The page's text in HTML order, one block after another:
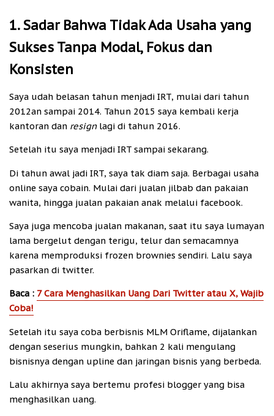
1. Sadar Bahwa Tidak Ada Usaha yang
Sukses Tanpa Modal, Fokus dan
Konsisten
Saya udah belasan tahun menjadi IRT, mulai dari tahun
2012an sampai 2014. Tahun 2015 saya kembali kerja
kantoran dan resign lagi di tahun 2016.
Setelah itu saya menjadi IRT sampai sekarang.
Di tahun awal jadi IRT, saya tak diam saja. Berbagai usaha
online saya cobain. Mulai dari jualan jilbab dan pakaian
wanita, hingga jualan pakaian anak melalui facebook.
Saya juga mencoba jualan makanan, saat itu saya lumayan
lama bergelut dengan terigu, telur dan semacamnya
karena memproduksi frozen brownies sendiri. Lalu saya
pasarkan di twitter.
Baca : 7 Cara Menghasilkan Uang Dari Twitter atau X, Wajib
Coba!
Setelah itu saya coba berbisnis MLM Oriflame, dijalankan
dengan seserius mungkin, bahkan 2 kali mengulang
bisnisnya dengan upline dan jaringan bisnis yang berbeda.
Lalu akhirnya saya bertemu profesi blogger yang bisa
menghasilkan uang.